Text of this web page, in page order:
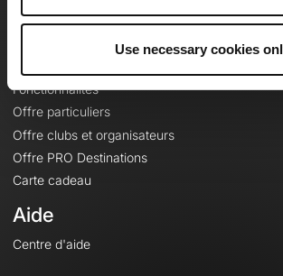
Use necessary cookies
Fonctionnalités
Offre particuliers
Offre clubs et organisateurs
Offre PRO Destinations
Carte cadeau
Aide
Centre d'aide